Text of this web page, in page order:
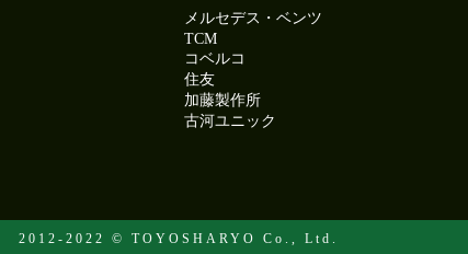
メルセデス・ベンツ
TCM
コベルコ
住友
加藤製作所
古河ユニック
2012-2022 © TOYOSHARYO Co., Ltd.